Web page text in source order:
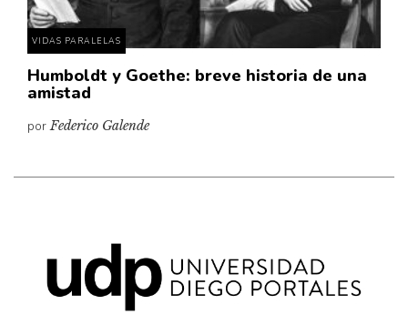
VIDAS PARALELAS
Humboldt y Goethe: breve historia de una
amistad
porFederico Galende